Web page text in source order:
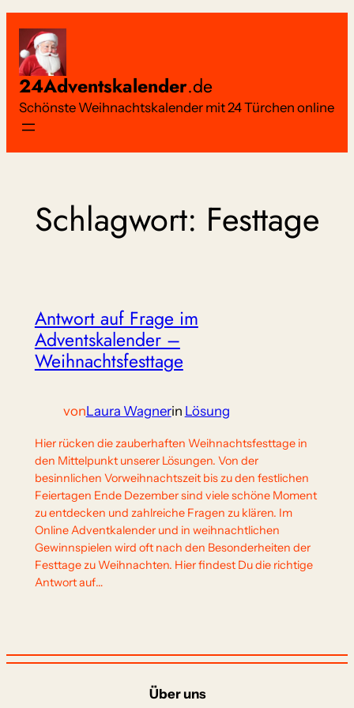
Inhalt
springen
24Adventskalender.de
Schönste Weihnachtskalender mit 24 Türchen online
Schlagwort: Festtage
Antwort auf Frage im
Adventskalender –
Weihnachtsfesttage
vonLaura Wagnerin Lösung
Hier rücken die zauberhaften Weihnachtsfesttage in
den Mittelpunkt unserer Lösungen. Von der
besinnlichen Vorweihnachtszeit bis zu den festlichen
Feiertagen Ende Dezember sind viele schöne Moment
zu entdecken und zahlreiche Fragen zu klären. Im
Online Adventkalender und in weihnachtlichen
Gewinnspielen wird oft nach den Besonderheiten der
Festtage zu Weihnachten. Hier findest Du die richtige
Antwort auf…
Über uns